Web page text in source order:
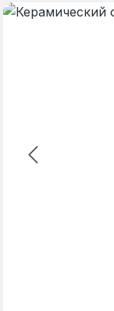
изображений